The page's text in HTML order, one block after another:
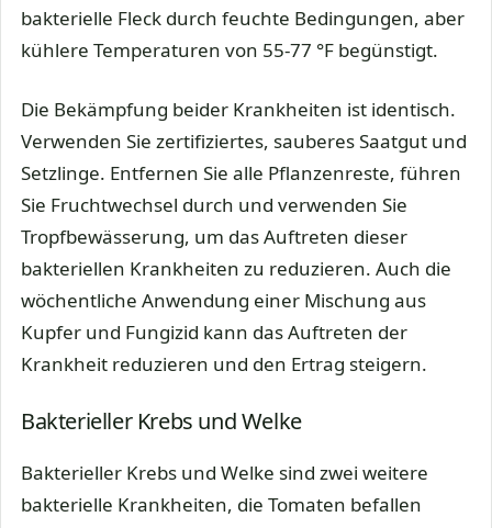
bakterielle Fleck durch feuchte Bedingungen, aber
kühlere Temperaturen von 55-77 °F begünstigt.
Die Bekämpfung beider Krankheiten ist identisch.
Verwenden Sie zertifiziertes, sauberes Saatgut und
Setzlinge. Entfernen Sie alle Pflanzenreste, führen
Sie Fruchtwechsel durch und verwenden Sie
Tropfbewässerung, um das Auftreten dieser
bakteriellen Krankheiten zu reduzieren. Auch die
wöchentliche Anwendung einer Mischung aus
Kupfer und Fungizid kann das Auftreten der
Krankheit reduzieren und den Ertrag steigern.
Bakterieller Krebs und Welke
Bakterieller Krebs und Welke sind zwei weitere
bakterielle Krankheiten, die Tomaten befallen